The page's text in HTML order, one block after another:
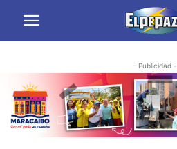
- Publicidad -